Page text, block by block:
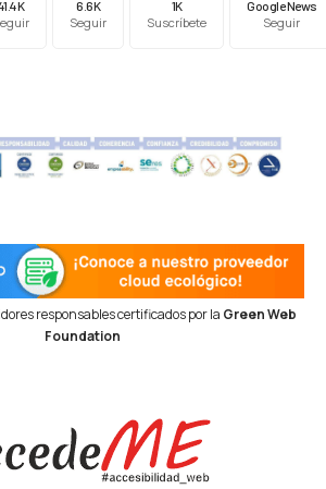
6.6K
Seguir
1K
Suscríbete
Google News
Seguir
responsables certificados por la Green Web
Foundation